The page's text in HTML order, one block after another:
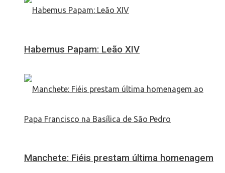
Habemus Papam: Leão XIV
Manchete: Fiéis prestam última homenagem